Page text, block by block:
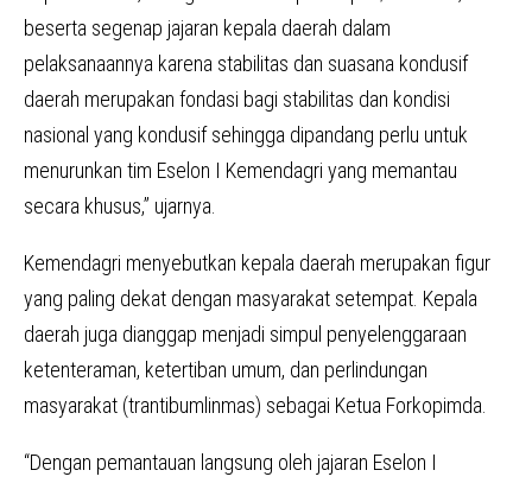
beserta segenap jajaran kepala daerah dalam
pelaksanaannya karena stabilitas dan suasana kondusif
daerah merupakan fondasi bagi stabilitas dan kondisi
nasional yang kondusif sehingga dipandang perlu untuk
menurunkan tim Eselon I Kemendagri yang memantau
secara khusus,” ujarnya.
Kemendagri menyebutkan kepala daerah merupakan figur
yang paling dekat dengan masyarakat setempat. Kepala
daerah juga dianggap menjadi simpul penyelenggaraan
ketenteraman, ketertiban umum, dan perlindungan
masyarakat (trantibumlinmas) sebagai Ketua Forkopimda.
“Dengan pemantauan langsung oleh jajaran Eselon I